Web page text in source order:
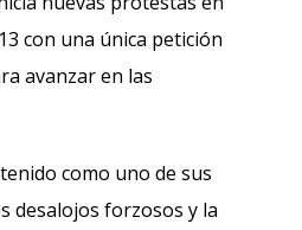
con una única petición
avanzar en las
como uno de sus
desalojos forzosos y la